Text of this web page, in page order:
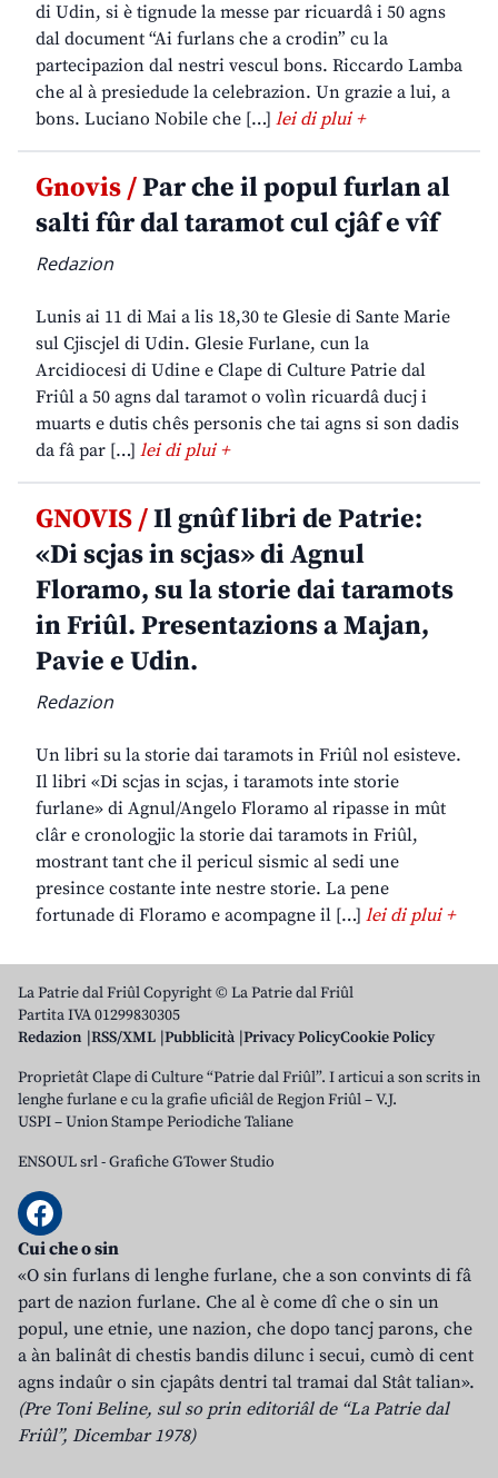
di Udin, si è tignude la messe par ricuardâ i 50 agns
dal document “Ai furlans che a crodin” cu la
partecipazion dal nestri vescul bons. Riccardo Lamba
che al à presiedude la celebrazion. Un grazie a lui, a
bons. Luciano Nobile che […] lei di plui +
Gnovis /Par che il popul furlan al
salti fûr dal taramot cul cjâf e vîf
Redazion
Lunis ai 11 di Mai a lis 18,30 te Glesie di Sante Marie
sul Cjiscjel di Udin. Glesie Furlane, cun la
Arcidiocesi di Udine e Clape di Culture Patrie dal
Friûl a 50 agns dal taramot o volìn ricuardâ ducj i
muarts e dutis chês personis che tai agns si son dadis
da fâ par […] lei di plui +
GNOVIS /Il gnûf libri de Patrie:
«Di scjas in scjas» di Agnul
Floramo, su la storie dai taramots
in Friûl. Presentazions a Majan,
Pavie e Udin.
Redazion
Un libri su la storie dai taramots in Friûl nol esisteve.
Il libri «Di scjas in scjas, i taramots inte storie
furlane» di Agnul/Angelo Floramo al ripasse in mût
clâr e cronologjic la storie dai taramots in Friûl,
mostrant tant che il pericul sismic al sedi une
presince costante inte nestre storie. La pene
fortunade di Floramo e acompagne il […] lei di plui +
La Patrie dal Friûl Copyright © La Patrie dal Friûl
Partita IVA 01299830305
Redazion RSS/XML Pubblicità Privacy PolicyCookie Policy
Proprietât Clape di Culture “Patrie dal Friûl”. I articui a son scrits in
lenghe furlane e cu la grafie uficiâl de Regjon Friûl – V.J.
USPI – Union Stampe Periodiche Taliane
ENSOUL srl-Grafiche GTower Studio
Cui che o sin
«O sin furlans di lenghe furlane, che a son convints di fâ
part de nazion furlane. Che al è come dî che o sin un
popul, une etnie, une nazion, che dopo tancj parons, che
a àn balinât di chestis bandis dilunc i secui, cumò di cent
agns indaûr o sin cjapâts dentri tal tramai dal Stât talian».
(Pre Toni Beline, sul so prin editoriâl de “La Patrie dal
Friûl”, Dicembar 1978)